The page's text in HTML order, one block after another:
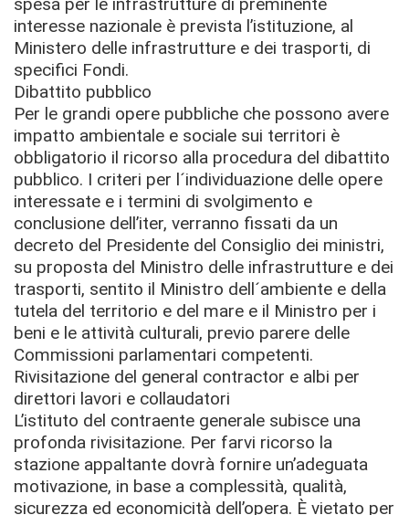
spesa per le infrastrutture di preminente
interesse nazionale è prevista l’istituzione, al
Ministero delle infrastrutture e dei trasporti, di
specifici Fondi.
Dibattito pubblico
Per le grandi opere pubbliche che possono avere
impatto ambientale e sociale sui territori è
obbligatorio il ricorso alla procedura del dibattito
pubblico. I criteri per l´individuazione delle opere
interessate e i termini di svolgimento e
conclusione dell’iter, verranno fissati da un
decreto del Presidente del Consiglio dei ministri,
su proposta del Ministro delle infrastrutture e dei
trasporti, sentito il Ministro dell´ambiente e della
tutela del territorio e del mare e il Ministro per i
beni e le attività culturali, previo parere delle
Commissioni parlamentari competenti.
Rivisitazione del general contractor e albi per
direttori lavori e collaudatori
L’istituto del contraente generale subisce una
profonda rivisitazione. Per farvi ricorso la
stazione appaltante dovrà fornire un’adeguata
motivazione, in base a complessità, qualità,
sicurezza ed economicità dell’opera. È vietato per